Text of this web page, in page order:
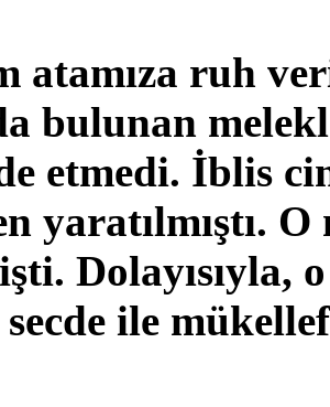
atamıza ruh
bulunan
etmedi. İblis
yaratılmıştı.
Dolayısıyla,
ile mükellef